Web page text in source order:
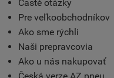
Časté otázky
Pre veľkoobchodníkov
Ako sme rýchli
Naši prepravcovia
Ako u nás nakupovať